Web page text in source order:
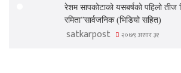
रेशम सापकोटाको यसबर्षको पहिलो तीज
रमिता”सार्वजनिक (भिडियो सहित)
satkarpost २०७९ असार ३१